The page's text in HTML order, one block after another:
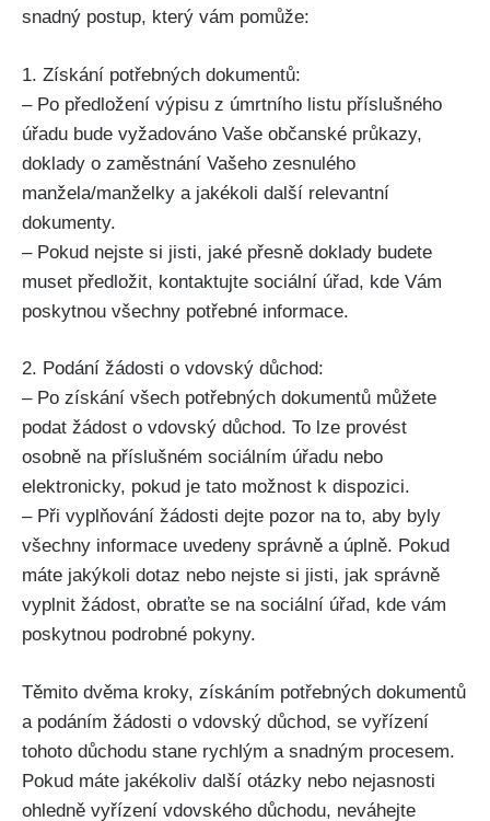
snadný postup, který vám pomůže:
1. Získání potřebných dokumentů:
– Po předložení výpisu z úmrtního listu příslušného
úřadu bude vyžadováno Vaše občanské průkazy,
doklady o zaměstnání Vašeho zesnulého
manžela/manželky a jakékoli další relevantní
dokumenty.
– Pokud nejste si jisti, jaké přesně doklady budete
muset předložit, kontaktujte sociální úřad, kde Vám
poskytnou všechny potřebné informace.
2. Podání žádosti o vdovský důchod:
– Po získání všech potřebných dokumentů můžete
podat žádost o vdovský důchod. To lze provést
osobně na příslušném sociálním úřadu nebo
elektronicky, pokud je tato možnost k dispozici.
– Při vyplňování žádosti dejte pozor na to, aby byly
všechny informace uvedeny správně a úplně. Pokud
máte jakýkoli dotaz nebo nejste si jisti, jak správně
vyplnit žádost, obraťte se na sociální úřad, kde vám
poskytnou podrobné pokyny.
Těmito dvěma kroky, získáním potřebných dokumentů
a podáním žádosti o vdovský důchod, se vyřízení
tohoto důchodu stane rychlým a snadným procesem.
Pokud máte jakékoliv další otázky nebo nejasnosti
ohledně vyřízení vdovského důchodu, neváhejte